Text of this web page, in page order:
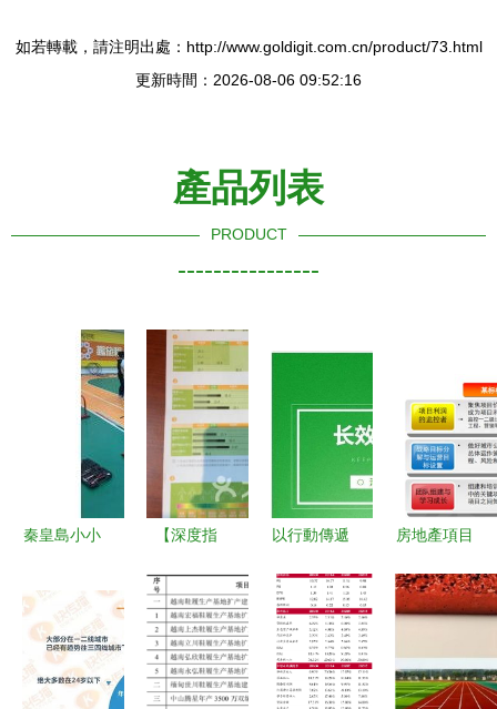
如若轉載，請注明出處：http://www.goldigit.com.cn/product/73.html
更新時間：2026-08-06 09:52:16
產品列表
PRODUCT
----------------
秦皇島小小
制兒童高低
杠，讓運動
更優惠且更
【深度指
身樂園 樹
木嶺健身中
心全方位解
析與性價比
以行動傳遞
與安利的共
贏之道
房地產項目
營護城河
｜關于經
營，先運動